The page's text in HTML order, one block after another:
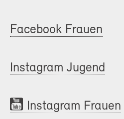
Facebook Frauen
Instagram Jugend
Instagram Frauen